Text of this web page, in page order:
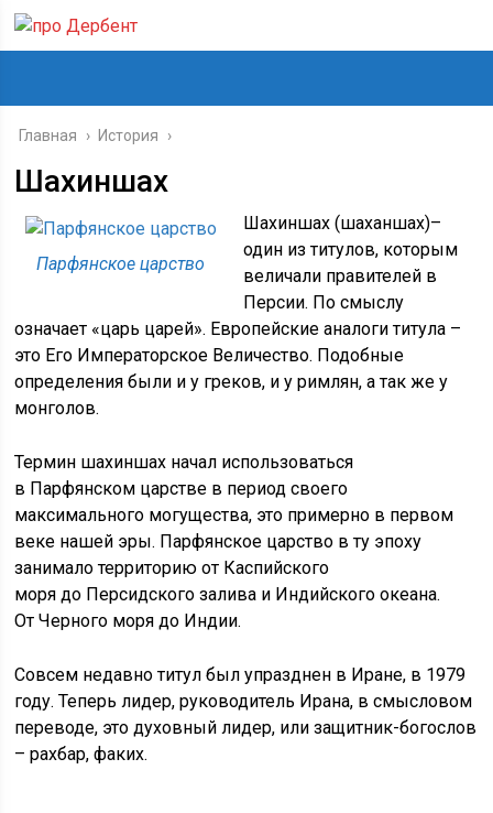
Главная › История ›
Шахиншах
Парфянское царство
Шахиншах (шаханшах)–
один из титулов, которым
величали правителей в
Персии. По смыслу
означает «царь царей». Европейские аналоги титула –
это Его Императорское Величество. Подобные
определения были и у греков, и у римлян, а так же у
монголов.
Термин шахиншах начал использоваться
в Парфянском царстве в период своего
максимального могущества, это примерно в первом
веке нашей эры. Парфянское царство в ту эпоху
занимало территорию от Каспийского
моря до Персидского залива и Индийского океана.
От Черного моря до Индии.
Совсем недавно титул был упразднен в Иране, в 1979
году. Теперь лидер, руководитель Ирана, в смысловом
переводе, это духовный лидер, или защитник-богослов
– рахбар, факих.